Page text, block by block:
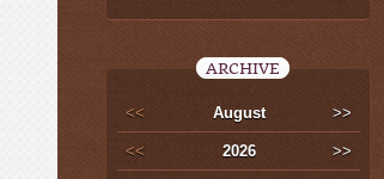
ARCHIVE
<< August >>
<< 2026 >>